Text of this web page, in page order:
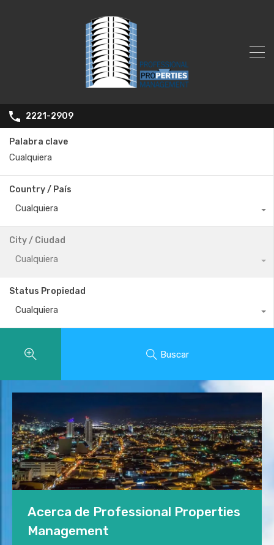
2221-2909
Palabra clave
Country / País
Cualquiera
City / Ciudad
Cualquiera
Status Propiedad
Cualquiera
Buscar
Acerca de Professional Properties
Management